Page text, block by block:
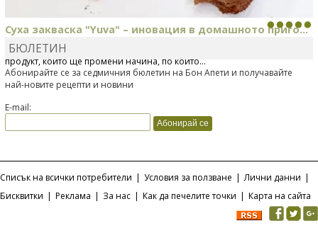
Суха закваска "Yuva" – иновация в домашното приго...
Отскоро Лесафр България стартира предлагането на изцяло нов
продукт, който ще промени начина, по който...
БЮЛЕТИН
Абонирайте се за седмичния бюлетин на Бон Апети и получавайте
най-новите рецепти и новини
E-mail:
Списък на всички потребители | Условия за ползване | Лични данни |
Бисквитки | Реклама | За нас | Как да печелите точки | Карта на сайта